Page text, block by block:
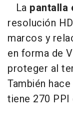
La pantalla
resolución
marcos y
en forma de
proteger al
También
tiene 270 PPI